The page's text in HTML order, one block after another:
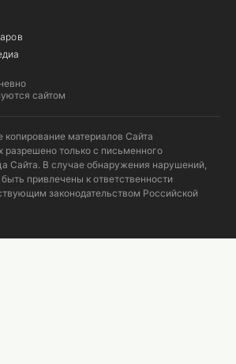
сайтом
копирование материалов Сайта
разрешено только с письменного
Сайта. В случае обнаружения нарушений,
привлечены к ответственности
законодательством Российской